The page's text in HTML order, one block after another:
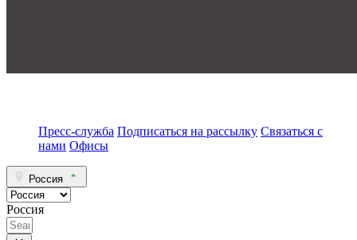
Пресс-служба Подписаться на рассылку Связаться с
нами Офисы
Россия
Россия